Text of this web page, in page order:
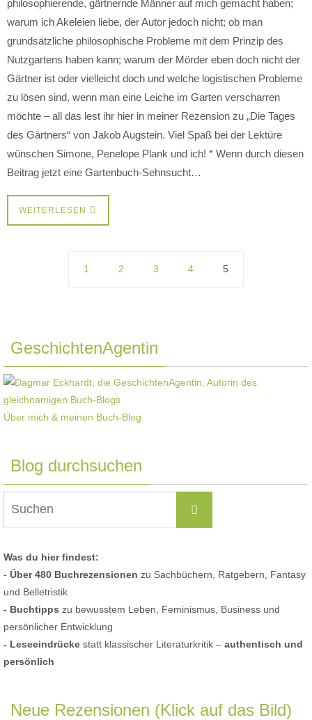
philosophierende, gärtnernde Männer auf mich gemacht haben;
warum ich Akeleien liebe, der Autor jedoch nicht; ob man
grundsätzliche philosophische Probleme mit dem Prinzip des
Nutzgartens haben kann; warum der Mörder eben doch nicht der
Gärtner ist oder vielleicht doch und welche logistischen Probleme
zu lösen sind, wenn man eine Leiche im Garten verscharren
möchte – all das lest ihr hier in meiner Rezension zu „Die Tages
des Gärtners“ von Jakob Augstein. Viel Spaß bei der Lektüre
wünschen Simone, Penelope Plank und ich! * Wenn durch diesen
Beitrag jetzt eine Gartenbuch-Sehnsucht…
WEITERLESEN
1 2 3 4 5
GeschichtenAgentin
Über mich & meinen Buch-Blog
Blog durchsuchen
Suchen
Was du hier findest:
- Über 480 Buchrezensionen zu Sachbüchern, Ratgebern, Fantasy
und Belletristik
- Buchtipps zu bewusstem Leben, Feminismus, Business und
persönlicher Entwicklung
- Leseeindrücke statt klassischer Literaturkritik – authentisch und
persönlich
Neue Rezensionen (Klick auf das Bild)